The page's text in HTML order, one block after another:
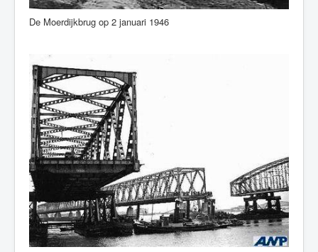
De Moerdijkbrug op 2 januari 1946